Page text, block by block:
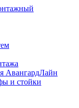
АвангардЛайн
и стойки